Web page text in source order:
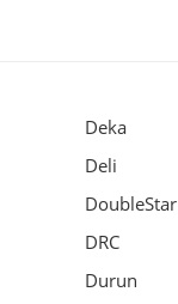
Deka
Deli
DoubleStar
DRC
Durun